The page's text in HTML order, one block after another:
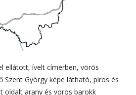
ellátott, ívelt címerben, vörös
Szent György képe látható, piros és
oldalt arany és vörös barokk